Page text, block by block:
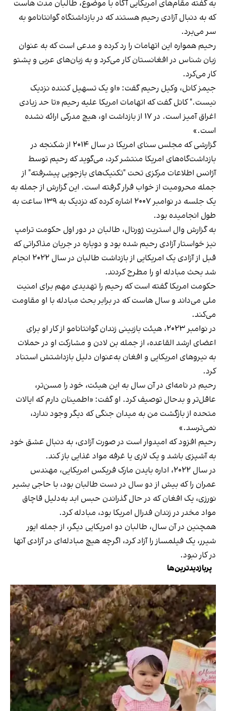
به گفته مقام‌های امریکایی آگاه با موضوع،‌ طالبان مدت هاست
که به دنبال آزادی رحیم هستند که در بازداشتگاه گوانتانامو به
سر می‌برد.
رحیم همواره این اتهامات را رد کرده و مدعی است که به عنوان
زبان شناس در افغانستان کار می‌کرد و به زبان‌های عربی و پشتو
کار می‌کرد.
جیمز کانل، وکیل رحیم گفت: «او یک تسهیل کننده نزدیک
نیست." کانل گفت که اتهامات امریکا علیه رحیم «تا حد زیادی
اغراق آمیز است. در ۱۷ از بازداشت او، هیچ مدرکی ارائه نشده
است.»
گزارشی که مجلس سنای امریکا در سال ۲۰۱۴ از شکنجه در
بازداشت‌گاه‌های امریکا منتشر کرد، می‌گوید که رحیم توسط
آژانس اطلاعات مرکزی تحت "تکنیک‌های بازجویی پیشرفته" از
جمله محرومیت از خواب قرار گرفته است. این گزارش از جمله به
یک جلسه در نوامبر ۲۰۰۷ اشاره کرده که نزدیک به ۱۳۹ ساعت به
طول انجامیده بود.
به گزارش وال استریت ژورنال، طالبان در دور اول حکومت ترامپ
نیز خواستار آزادی رحیم شده بود و دوباره در جریان مذاکراتی که
قبل از آزادی یک امریکایی از بازداشت طالبان در سال ۲۰۲۲ انجام
شد بحث مبادله او را مطرح کردند.
حکومت امریکا گفته است که رحیم را تهدیدی مهم برای امنیت
ملی می‌داند و سال هاست که در برابر بحث مبادله با او مقاومت
می‌کند.
در نوامبر ۲۰۲۳، هیئت بازبینی زندان گوانتانامو از کار او برای
اعضای ارشد القاعده، از جمله بن لادن و مشارکت او در حملات
به نیروهای امریکایی و افغان به‌عنوان دلیل بازداشتش استناد
کرد.
رحیم در نامه‌ای در آن سال به این هیئت، خود را مسن‌تر،
عاقل‌تر و بدحال توصیف کرد. او گفت: «اطمینان دارم که ایالات
متحده از بازگشت من به میدان جنگی که دیگر وجود ندارد،
نمی‌ترسد.»
رحیم افزود که امیدوار است در صورت آزادی، به دنبال عشق خود
به آشپزی باشد و یک لاری یا غرفه مواد غذایی باز کند.
در سال ۲۰۲۲، اداره بایدن مارک فریکس امریکایی، مهندس
عمران را که بیش از دو سال در دست طالبان بود، با حاجی بشیر
نورزی، یک افغان که در حال گذراندن حبس ابد به‌دلیل قاچاق
مواد مخدر در زندان فدرال امریکا بود، مبادله کرد.
همچنین در آن سال، طالبان دو امریکایی دیگر، از جمله ایور
شیرر، یک فیلمساز را آزاد کرد، اگرچه هیچ مبادله‌ای در آزادی آنها
در کار نبود.
پربازدیدترین‌ها